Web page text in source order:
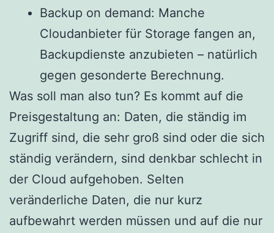
Backup on demand: Manche
Cloudanbieter für Storage fangen an,
Backupdienste anzubieten – natürlich
gegen gesonderte Berechnung.
Was soll man also tun? Es kommt auf die
Preisgestaltung an: Daten, die ständig im
Zugriff sind, die sehr groß sind oder die sich
ständig verändern, sind denkbar schlecht in
der Cloud aufgehoben. Selten
veränderliche Daten, die nur kurz
aufbewahrt werden müssen und auf die nur